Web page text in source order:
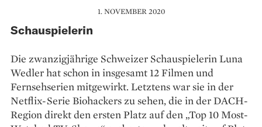
1. NOVEMBER 2020
Schauspielerin
Die zwanzigjährige Schweizer Schauspielerin Luna
Wedler hat schon in insgesamt 12 Filmen und
Fernsehserien mitgewirkt. Letztens war sie in der
Netflix-Serie Biohackers zu sehen, die in der DACH-
Region direkt den ersten Platz auf den „Top 10 Most-